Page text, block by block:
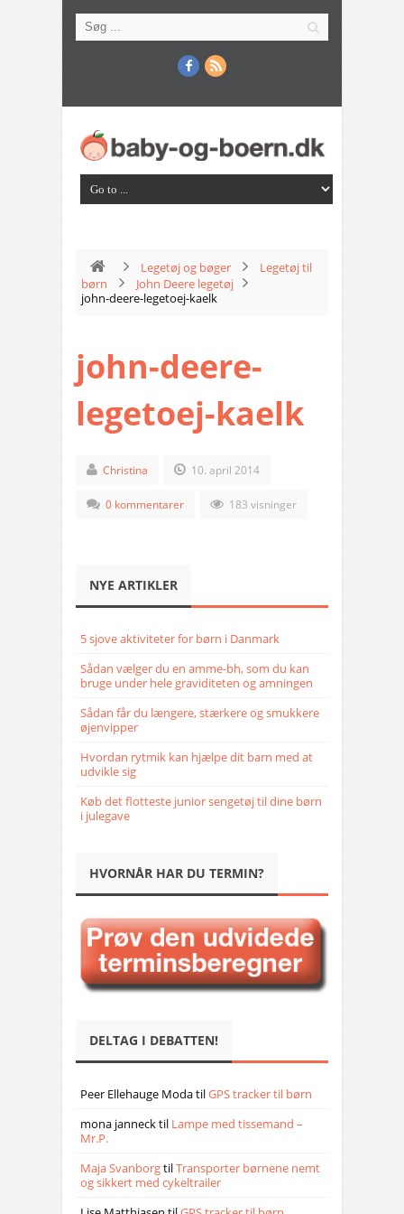
Legetøj og bøger
Legetøj til
børn
John Deere legetøj
john-deere-legetoej-kaelk
john-deere-
legetoej-kaelk
Christina 10. april 2014
0 kommentarer 183 visninger
NYE ARTIKLER
5 sjove aktiviteter for børn i Danmark
Sådan vælger du en amme-bh, som du kan
bruge under hele graviditeten og amningen
Sådan får du længere, stærkere og smukkere
øjenvipper
Hvordan rytmik kan hjælpe dit barn med at
udvikle sig
Køb det flotteste junior sengetøj til dine børn
i julegave
HVORNÅR HAR DU TERMIN?
DELTAG I DEBATTEN!
Peer Ellehauge ModatilGPS tracker til børn
mona jannecktil Lampe med tissemand –
Mr.P.
Maja SvanborgtilTransporter børnene nemt
og sikkert med cykeltrailer